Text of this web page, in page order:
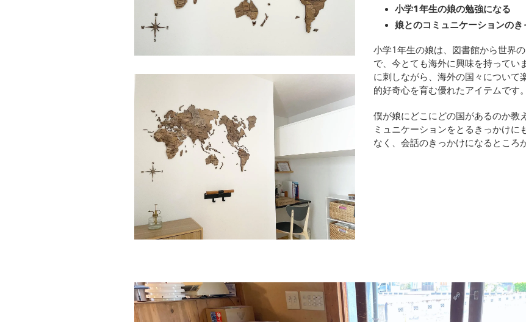
小学1年生の娘の勉強になる
娘とのコミュニケーションのき
小学1年生の娘は、図書館から世界
で、今とても海外に興味を持ってい
に刺しながら、海外の国々について
的好奇心を育む優れたアイテムです。
僕が娘にどこにどの国があるのか教
ミュニケーションをとるきっかけ
なく、会話のきっかけになるところ